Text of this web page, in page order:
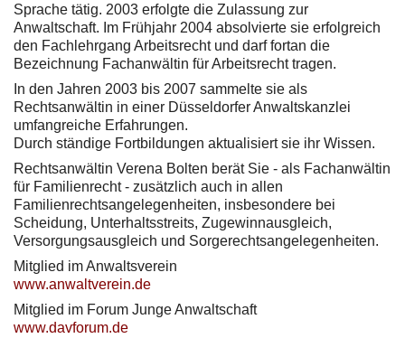
Sprache tätig. 2003 erfolgte die Zulassung zur
Anwaltschaft. Im Frühjahr 2004 absolvierte sie erfolgreich
den Fachlehrgang Arbeitsrecht und darf fortan die
Bezeichnung Fachanwältin für Arbeitsrecht tragen.
In den Jahren 2003 bis 2007 sammelte sie als
Rechtsanwältin in einer Düsseldorfer Anwaltskanzlei
umfangreiche Erfahrungen.
Durch ständige Fortbildungen aktualisiert sie ihr Wissen.
Rechtsanwältin Verena Bolten berät Sie - als Fachanwältin
für Familienrecht - zusätzlich auch in allen
Familienrechtsangelegenheiten, insbesondere bei
Scheidung, Unterhaltsstreits, Zugewinnausgleich,
Versorgungsausgleich und Sorgerechtsangelegenheiten.
Mitglied im Anwaltsverein
www.anwaltverein.de
Mitglied im Forum Junge Anwaltschaft
www.davforum.de